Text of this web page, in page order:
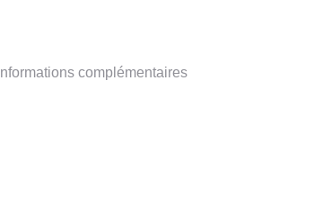
Informations complémentaires